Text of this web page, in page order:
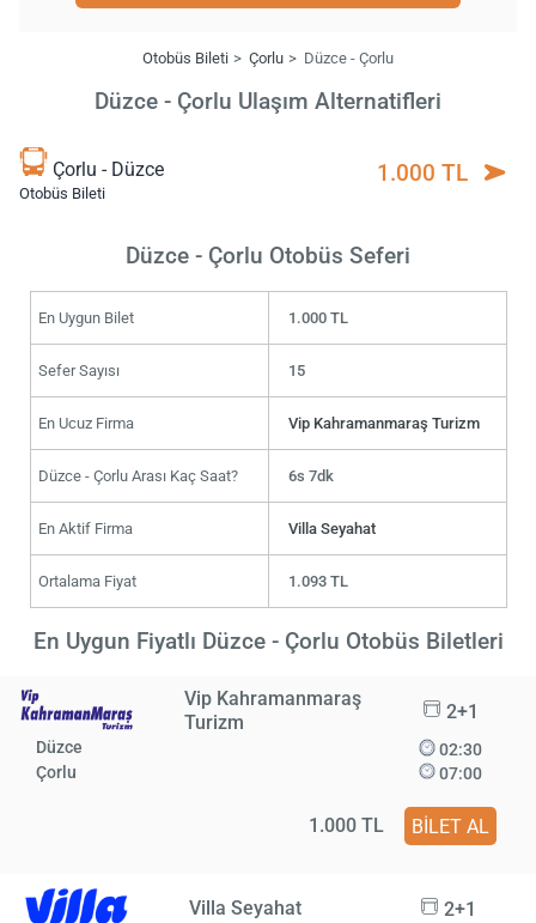
Otobüs Bileti Çorlu Düzce - Çorlu
Düzce - Çorlu Ulaşım Alternatifleri
Çorlu - Düzce
Otobüs Bileti
1.000 TL
Düzce - Çorlu Otobüs Seferi
En Uygun Bilet 1.000 TL
Sefer Sayısı 15
En Ucuz Firma Vip Kahramanmaraş Turizm
Düzce - Çorlu Arası Kaç Saat? 6s 7dk
En Aktif Firma Villa Seyahat
Ortalama Fiyat 1.093 TL
En Uygun Fiyatlı Düzce - Çorlu Otobüs Biletleri
Vip Kahramanmaraş
Turizm
2+1
Düzce
Çorlu
02:30
07:00
1.000 TL BİLET AL
Villa Seyahat 2+1